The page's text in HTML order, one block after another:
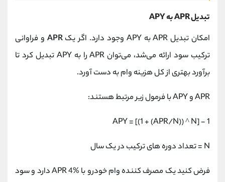
تبدیل APR به APY
امکان تبدیل APR به APY وجود دارد. اگر یک
APR و فراوانی
ترکیب سود ارائه می‌شد، می‌توان APR را به APY تبدیل کرد تا
برآورد بهتری از کل هزینه وام به دست آورد.
APR و APY با فرمول زیر مرتبط هستند:
APY = [(1 + (APR/N)) ^ N] - 1
N = تعداد دوره های ترکیب در یک سال
فرض کنید یک مصرف کننده وام خودرو با APR 4% دارد و سود